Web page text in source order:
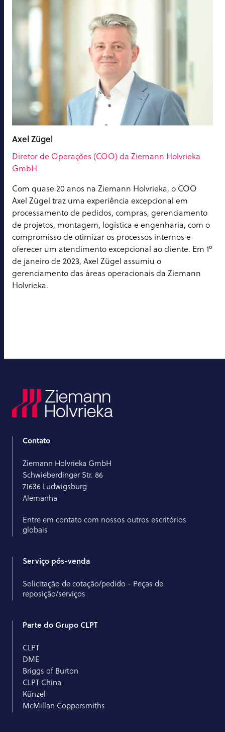
Axel Zügel
Diretor de Operações (COO) da Ziemann Holvrieka
GmbH
Com quase 20 anos na Ziemann Holvrieka, o COO
Axel Zügel traz uma experiência excepcional em
processamento de pedidos, compras, gerenciamento
de projetos, montagem, logística e engenharia, com o
compromisso de otimizar os processos internos e
oferecer um atendimento excepcional ao cliente. Em 1º
de janeiro de 2023, Axel Zügel assumiu o
gerenciamento das áreas operacionais da Ziemann
Holvrieka.
Contato
Ziemann Holvrieka GmbH
Schwieberdinger Str. 86
71636 Ludwigsburg
Alemanha
Entre em contato com nossos outros escritórios
globais
Serviço pós-venda
Solicitação de cotação/pedido - Peças de
reposição/serviços
Parte do Grupo CLPT
CLPT
DME
Briggs of Burton
CLPT China
Künzel
McMillan Coppersmiths